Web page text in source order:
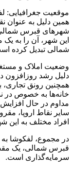
موقعیت جغرافیایی:
همین دلیل به عنوان
شهرهای قبرس
این شهر، آن را به
شمالی تبدیل کرده
وضعیت املاک و
دلیل رشد روزافزون
همچنین رونق تجاری،
خانه‌ها به خصوص در
مداوم در حال
سایر نقاط اروپا،
افراد مختلف به
در مجموع، لفکوشا به
قبرس شمالی، یک
سرمایه‌گذاری است.